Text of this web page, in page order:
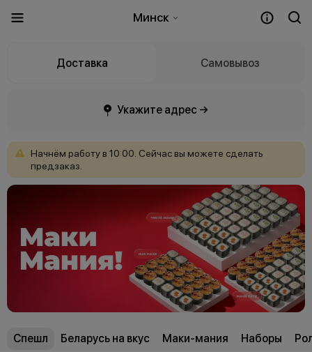
Минск
Доставка Самовывоз
Укажите адрес →
Начнём работу в 10:00. Сейчас вы можете сделать
предзаказ.
Спешл Беларусь на вкус Маки-мания Наборы